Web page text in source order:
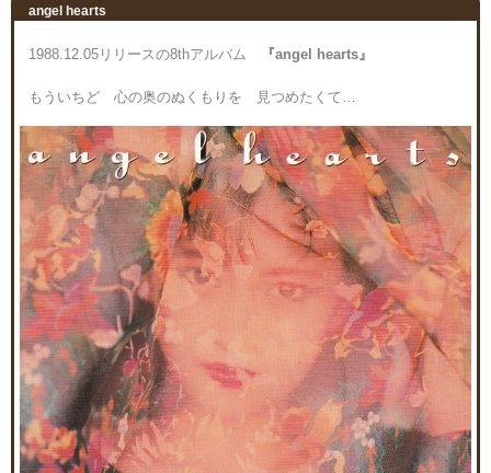
angel hearts
1988.12.05リリースの8thアルバム 『angel hearts』
もういちど 心の奥のぬくもりを 見つめたくて…